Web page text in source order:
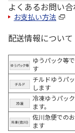
よくあるお問い
お支払い方法
配送情報について
ゆうパック等
す
チルドゆうパ
します
冷凍ゆうパッ
ます。
佐川急便での
ます